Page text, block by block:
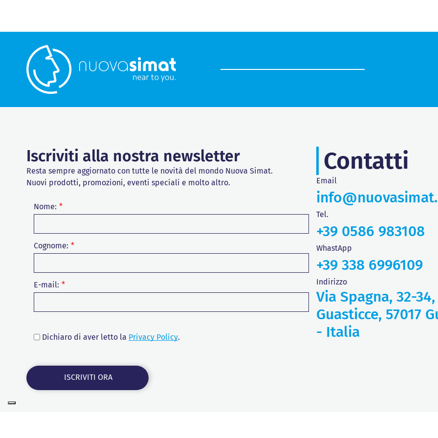
Iscriviti alla nostra newsletter
Resta sempre aggiornato con tutte le novità del mondo Nuova Simat.
Nuovi prodotti, promozioni, eventi speciali e molto altro.
Nome:
Cognome:
E-mail:
Dichiaro di aver letto la Privacy Policy.
Contatti
Email
Tel.
+39 0586 983108
WhastApp
+39 338 6996109
Indirizzo
Via Spagna, 32-
Guasticce, 57017
- Italia